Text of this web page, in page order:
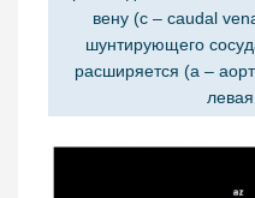
вену (c – caudal
шунтирующего
расширяется (a –